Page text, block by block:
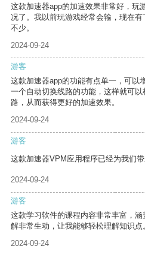
这款加速器app的加速效果非常好，玩
况了。我以前玩游戏经常会输，现在
不少。
2024-09-24
游客
这款加速器app的功能有点单一，可以
一个自动切换线路的功能，这样就可
路，从而获得更好的加速效果。
2024-09-24
游客
这款加速器VPM应用程序已经为我们带
2024-09-24
游客
这款学习软件的课程内容非常丰富，
解非常生动，让我能够轻松理解知识点
2024-09-24